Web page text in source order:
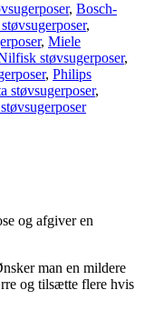
, Bosch-
,
, Miele
støvsugerposer,
, Philips
støvsugerposer,
og afgiver en
man en mildere
og tilsætte flere hvis